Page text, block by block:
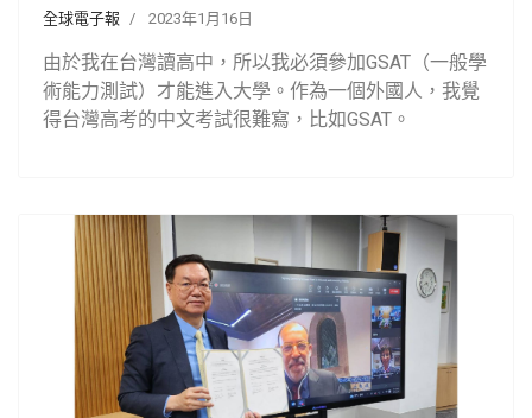
全球電子報 2023年1月16日
由於我在台灣讀高中，所以我必須參加GSAT（一般學
術能力測試）才能進入大學。作為一個外國人，我覺
得台灣高考的中文考試很難寫，比如GSAT。